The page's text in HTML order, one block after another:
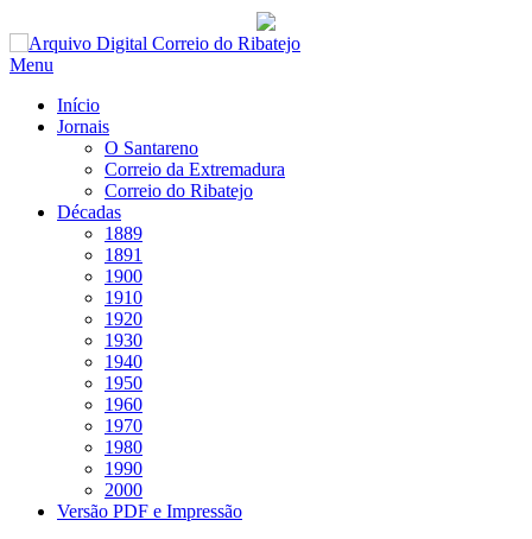
Saltar
para
Menu
Início
Jornais
O Santareno
Correio da Extremadura
Correio do Ribatejo
Décadas
1889
1891
1900
1910
1920
1930
1940
1950
1960
1970
1980
1990
2000
Versão PDF e Impressão